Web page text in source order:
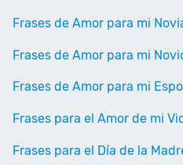
Frases de Amor para mi
Frases de Amor para mi
Frases de Amor para mi
Frases para el Amor de mi
Frases para el Día de la